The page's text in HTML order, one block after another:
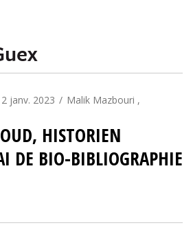
janv. 2023
Malik Mazbouri ,
HISTORIEN
DE BIO-BIBLIOGRAPHIE